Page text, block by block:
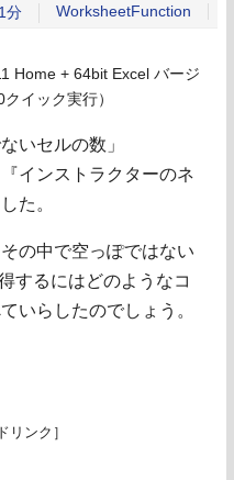
分 WorksheetFunction
Home + 64bit Excel バージ
イック実行）
いセルの数」
インストラクターのネ
た。
の中で空っぽではない
するにはどのようなコ
いらしたのでしょう。
リンク］